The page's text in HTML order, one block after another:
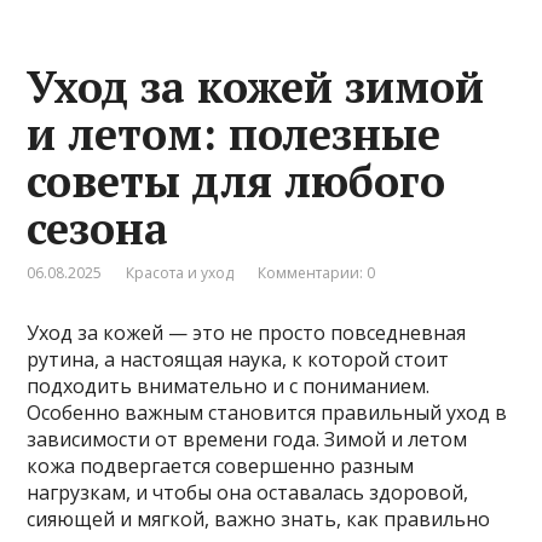
Уход за кожей зимой
и летом: полезные
советы для любого
сезона
06.08.2025 Красота и уход Комментарии: 0
Уход за кожей — это не просто повседневная
рутина, а настоящая наука, к которой стоит
подходить внимательно и с пониманием.
Особенно важным становится правильный уход в
зависимости от времени года. Зимой и летом
кожа подвергается совершенно разным
нагрузкам, и чтобы она оставалась здоровой,
сияющей и мягкой, важно знать, как правильно